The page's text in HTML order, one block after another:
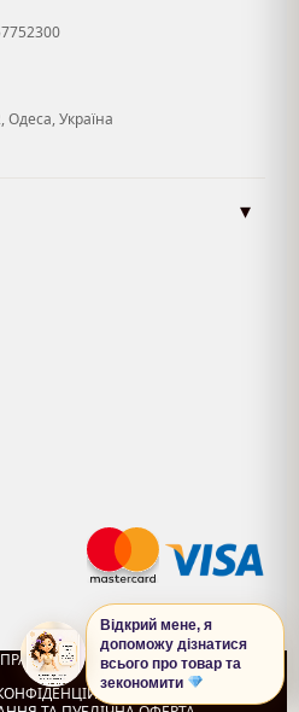
Одеса, Україна
▾
ПРАВА ЗАХИЩЕНО.
Відкрий мене, я
допоможу дізнатися
всього про товар та
зекономити